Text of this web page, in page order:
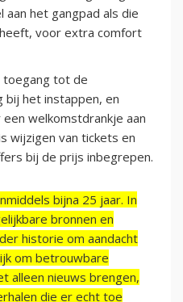
het gangpad als die
voor extra comfort
toegang tot de
bij het instappen, en
welkomstdrankje aan
wijzigen van tickets en
bij de prijs inbegrepen.
bijna 25 jaar. In
bronnen en
historie om aandacht
om betrouwbare
alleen nieuws brengen,
die er echt toe